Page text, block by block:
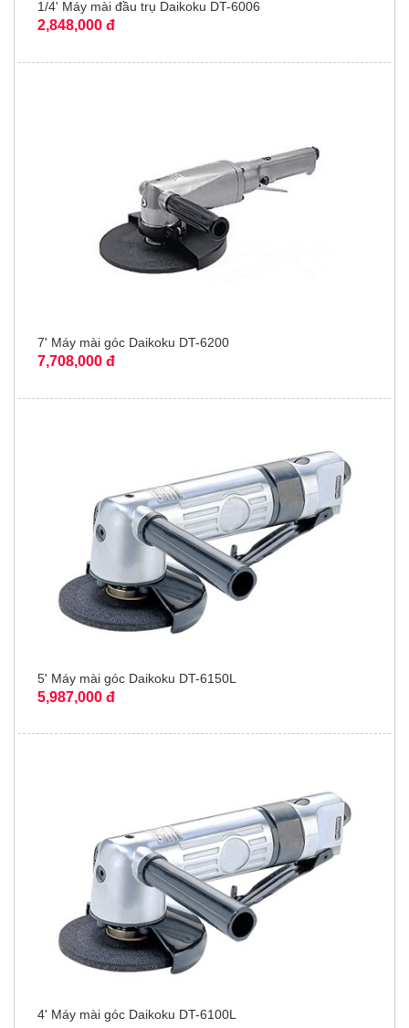
1/4' Máy mài đầu trụ Daikoku DT-6006
2,848,000 đ
7' Máy mài góc Daikoku DT-6200
7,708,000 đ
5' Máy mài góc Daikoku DT-6150L
5,987,000 đ
4' Máy mài góc Daikoku DT-6100L